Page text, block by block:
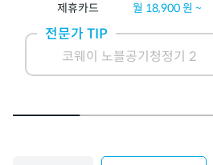
제휴카드
월 18,900원 ~
전문가 TIP
코웨이 노블공기청정기 2